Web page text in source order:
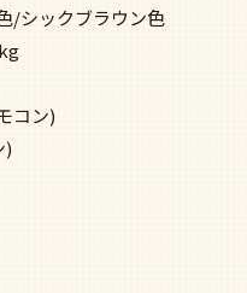
/シックブラウン色
コン)
)